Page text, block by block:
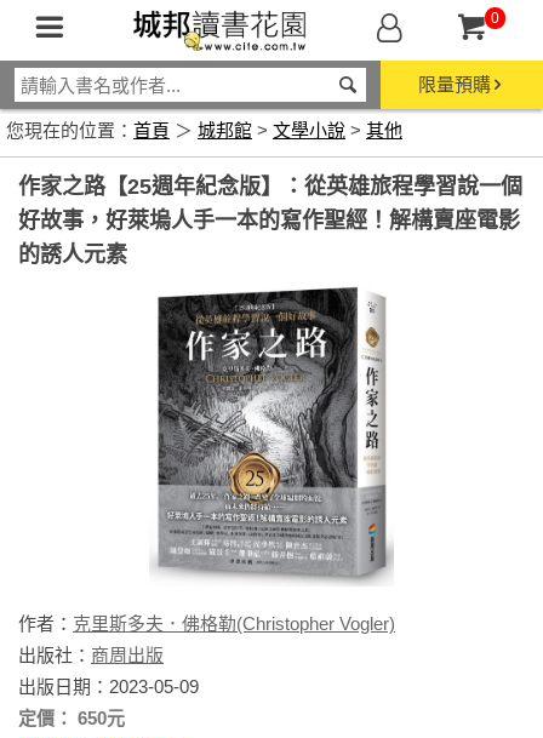
0
限量預購
您現在的位置： 首頁 ＞ 城邦館 > 文學小說 > 其他
作家之路【25週年紀念版】：從英雄旅程學習說一個
好故事，好萊塢人手一本的寫作聖經！解構賣座電影
的誘人元素
作者： 克里斯多夫．佛格勒(Christopher Vogler)
出版社： 商周出版
出版日期：2023-05-09
定價： 650元